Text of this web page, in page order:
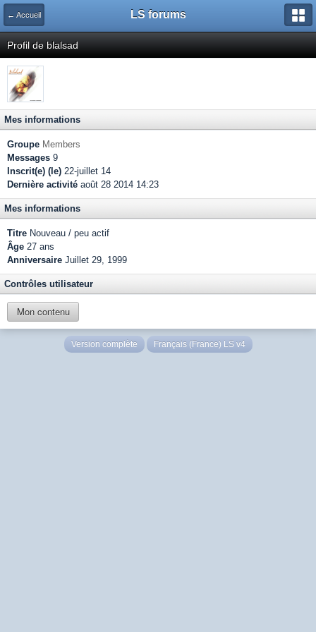
← Accueil LS forums
Profil de blalsad
Mes informations
Groupe Members
Messages 9
Inscrit(e) (le) 22-juillet 14
Dernière activité août 28 2014 14:23
Mes informations
Titre Nouveau / peu actif
Âge 27 ans
Anniversaire Juillet 29, 1999
Contrôles utilisateur
Mon contenu
Version complète Français (France) LS v4